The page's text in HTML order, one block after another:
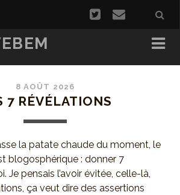
8 AOÛT 2026
7 RÉVÉLATIONS
la patate chaude du moment, le
blogosphérique : donner 7
Je pensais l’avoir évitée, celle-là,
ça veut dire des assertions